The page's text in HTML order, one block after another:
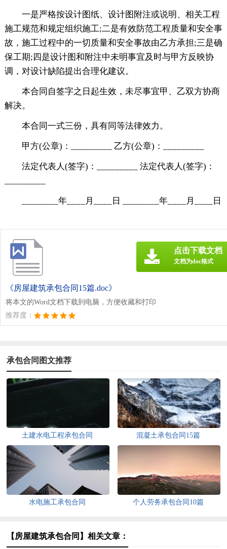
一是严格按设计图纸、设计图附注或说明、相关工程
施工规范和规定组织施工;二是有效防范工程质量和安全事
故，施工过程中的一切质量和安全事故由乙方承担;三是确
保工期;四是设计图和附注中未明事宜及时与甲方反映协
调，对设计缺陷提出合理化建议。
本合同自签字之日起生效，未尽事宜甲、乙双方协商
解决。
本合同一式三份，具有同等法律效力。
甲方(公章)：_________ 乙方(公章)：_________
法定代表人(签字)：_________ 法定代表人(签字)：
________年____月____日 ________年____月____日
《房屋建筑承包合同15篇.doc》
将本文的Word文档下载到电脑，方便收藏和打印
推荐度：
点击下载文档
文档为doc格式
承包合同图文推荐
土建水电工程承包合同 混凝土承包合同15篇
水电施工承包合同 个人劳务承包合同10篇
【房屋建筑承包合同】相关文章：